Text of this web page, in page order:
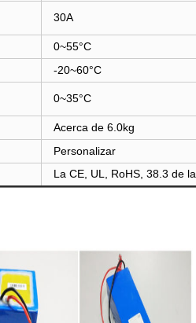
30A
0~55°C
-20~60°C
0~35°C
Acerca de 6.0kg
Personalizar
La CE, UL, RoHS, 38.3 de